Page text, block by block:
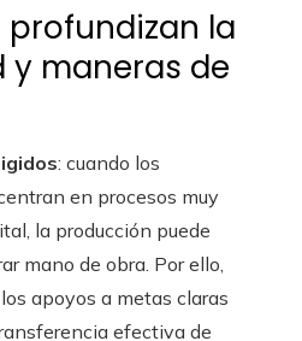
profundizan la
y maneras de
: cuando los
en procesos muy
la producción puede
mano de obra. Por ello,
apoyos a metas claras
efectiva de